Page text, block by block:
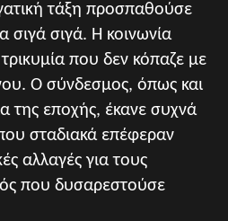
τάξη προσπαθούσε
σιγά. Η κοινωνία
που δεν κόπαζε με
Ο σύνδεσμος, όπως και
της εποχής, έκανε συχνά
σταδιακά επέφεραν
αλλαγές για τους
που δυσαρεστούσε